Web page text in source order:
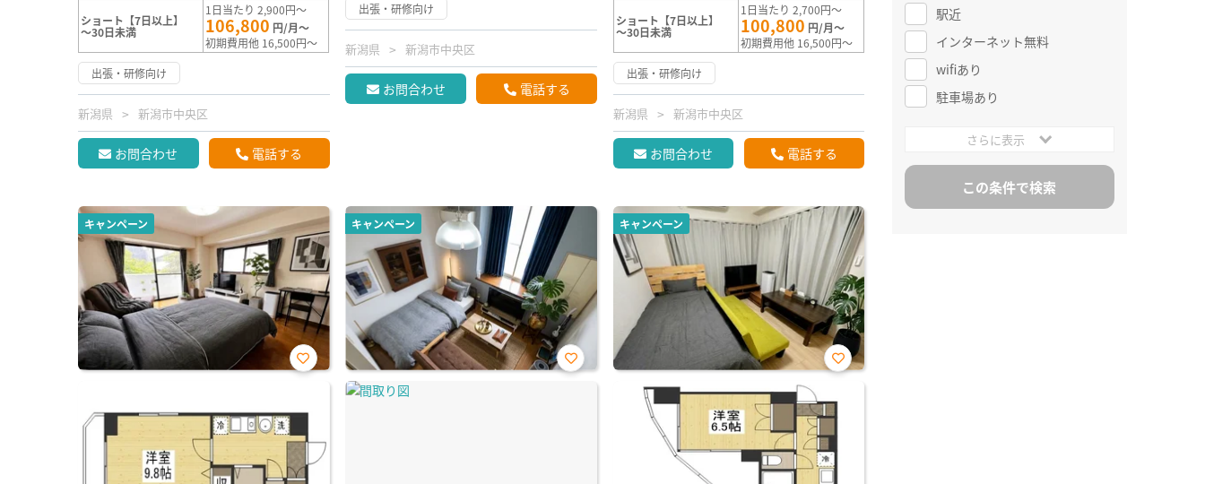
ショート【7日以上】
～30日未満
1日当たり 2,900円～
106,800 円/月～
初期費用他 16,500円～
出張・研修向け
新潟県 新潟市中央区
お問合わせ 電話する
出張・研修向け
新潟県 新潟市中央区
お問合わせ 電話する
ショート【7日以上】
～30日未満
1日当たり 2,700円～
100,800 円/月～
初期費用他 16,500円～
出張・研修向け
新潟県 新潟市中央区
お問合わせ 電話する
キャンペーン
お気
録
キャンペーン
お気
キャンペーン
お気
り登
録
駅近
インターネット無料
wifiあり
駐車場あり
さらに表示